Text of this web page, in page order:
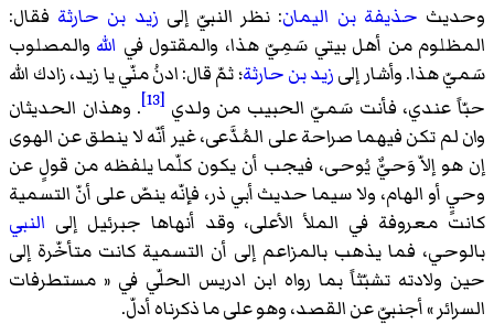
وحديث حذيفة بن اليمان: نظر النبيّ إلى زيد بن حارثة فقال:
المظلوم من أهل بيتي سَمِيّ هذا، والمقتول في الله والمصلوب
سَميّ هذا. وأشار إلىزيد بن حارثة؛ ثمّ قال: ادنُ منّي يا زيد، زادك الله
حبّاً عندي، فأنت سَميّ الحبيب من ولدي [13]
. وهذان الحديثان
وان لم تكن فيهما صراحة على المُدَّعى، غير أنّه لا ينطق عن الهوى
إن هو إلاّ وَحيٌّ يُوحى، فيجب أن يكون كلّما يلفظه من قولٍ عن
وحيٍ أو الهام، ولا سيما حديث أبي ذر، فإنّه ينصّ على أنّ التسمية
كانت معروفة في الملأ الأعلى، وقد أنهاها جبرئيل إلى النبي
بالوحي، فما يذهب بالمزاعم إلى أن التسمية كانت متأخّرة إلى
حين ولادته تشبّثاً بما رواه ابن ادريس الحلّي في « مستطرفات
السرائر » أجنبيّ عن القصد، وهو على ما ذكرناه أدلّ.